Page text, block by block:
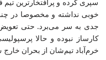
سپری کرده و پرافتخارترین
جدی به سر می‌برد. حتی
کارساز نبوده و حالا
خرم‌آباد تیم‌شان از بحران